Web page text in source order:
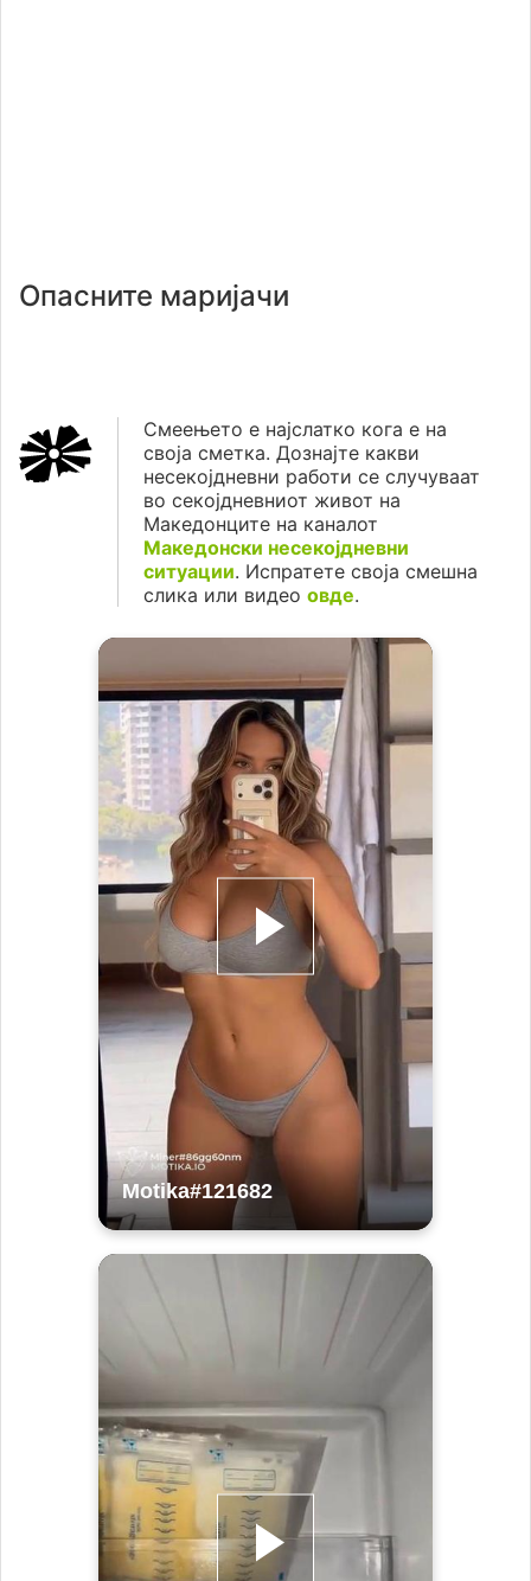
Опасните маријачи
Смеењето е најслатко кога е на
своја сметка. Дознајте какви
несекојдневни работи се случуваат
во секојдневниот живот на
Македонците на каналот
Македонски несекојдневни
ситуации. Испратете своја смешна
слика или видео овде.